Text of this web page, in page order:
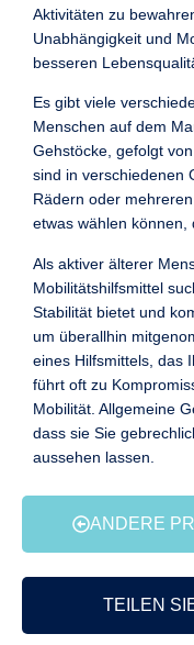
ANDERE
TEILEN
Aktivitäten zu
Unabhängigkeit und
besseren
Es gibt viele
Menschen auf dem
Gehstöcke, gefolgt
sind in verschiedenen
Rädern oder
etwas wählen können,
Als aktiver älterer
Mobilitätshilfsmittel
Stabilität bietet und
um überallhin
eines Hilfsmittels, das
führt oft zu
Mobilität. Allgemeine
dass sie Sie
aussehen lassen.